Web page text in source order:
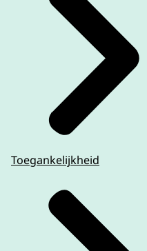
Toegankelijkheid